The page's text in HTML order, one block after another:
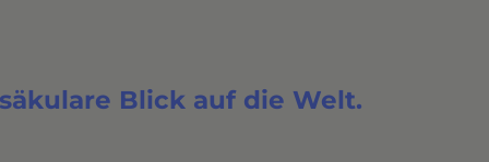
Blick auf die Welt.